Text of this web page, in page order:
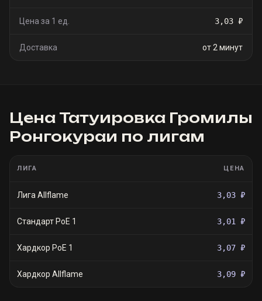
Цена за 1 ед. 3,03 ₽
Доставка от 2 минут
Цена Татуировка Громилы
Ронгокураи по лигам
ЛИГА ЦЕНА
Лига Allflame 3,03 ₽
Стандарт PoE 1 3,01 ₽
Хардкор PoE 1 3,07 ₽
Хардкор Allflame 3,09 ₽